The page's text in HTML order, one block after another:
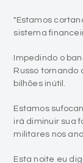
"Estamos
sistema
Impedindo o
Russo tornando
bilhões inútil.
Estamos
irá diminuir sua
militares nos
Esta noite eu